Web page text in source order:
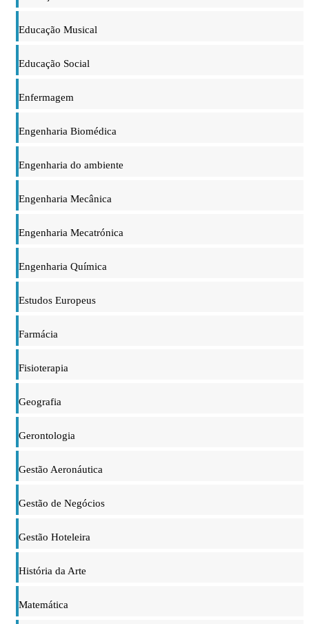
Educação Musical
Educação Social
Enfermagem
Engenharia Biomédica
Engenharia do ambiente
Engenharia Mecânica
Engenharia Mecatrónica
Engenharia Química
Estudos Europeus
Farmácia
Fisioterapia
Geografia
Gerontologia
Gestão Aeronáutica
Gestão de Negócios
Gestão Hoteleira
História da Arte
Matemática